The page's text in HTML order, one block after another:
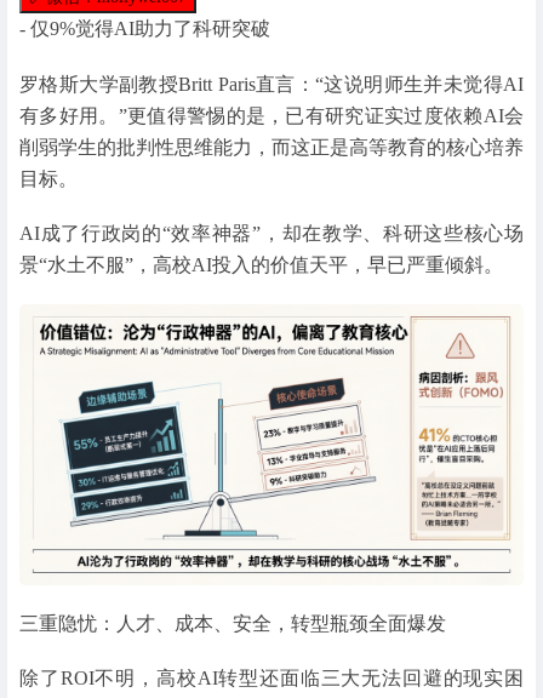
- 仅9%觉得AI助力了科研突破
罗格斯大学副教授Britt Paris直言：“这说明师生并未觉得AI
有多好用。”更值得警惕的是，已有研究证实过度依赖AI会
削弱学生的批判性思维能力，而这正是高等教育的核心培养
目标。
AI成了行政岗的“效率神器”，却在教学、科研这些核心场
景“水土不服”，高校AI投入的价值天平，早已严重倾斜。
三重隐忧：人才、成本、安全，转型瓶颈全面爆发
除了ROI不明，高校AI转型还面临三大无法回避的现实困